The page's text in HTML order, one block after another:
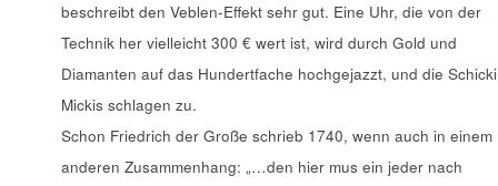
beschreibt den Veblen-Effekt sehr gut. Eine Uhr, die von der
Technik her vielleicht 300 € wert ist, wird durch Gold und
Diamanten auf das Hundertfache hochgejazzt, und die Schicki
Mickis schlagen zu.
Schon Friedrich der Große schrieb 1740, wenn auch in einem
anderen Zusammenhang: „…den hier mus ein jeder nach